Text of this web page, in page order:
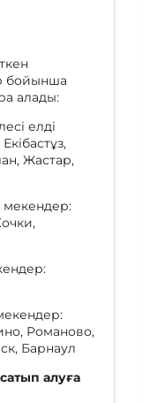
бойынша
алады:
елді
Жастар,
мекендер:
Романово,
Барнаул
алуға